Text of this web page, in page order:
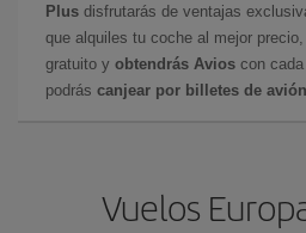
Plus disfrutarás de ventajas
que alquiles tu coche al mejor
gratuito y obtendrás Avios con
podrás canjear por billetes de
Vuelos